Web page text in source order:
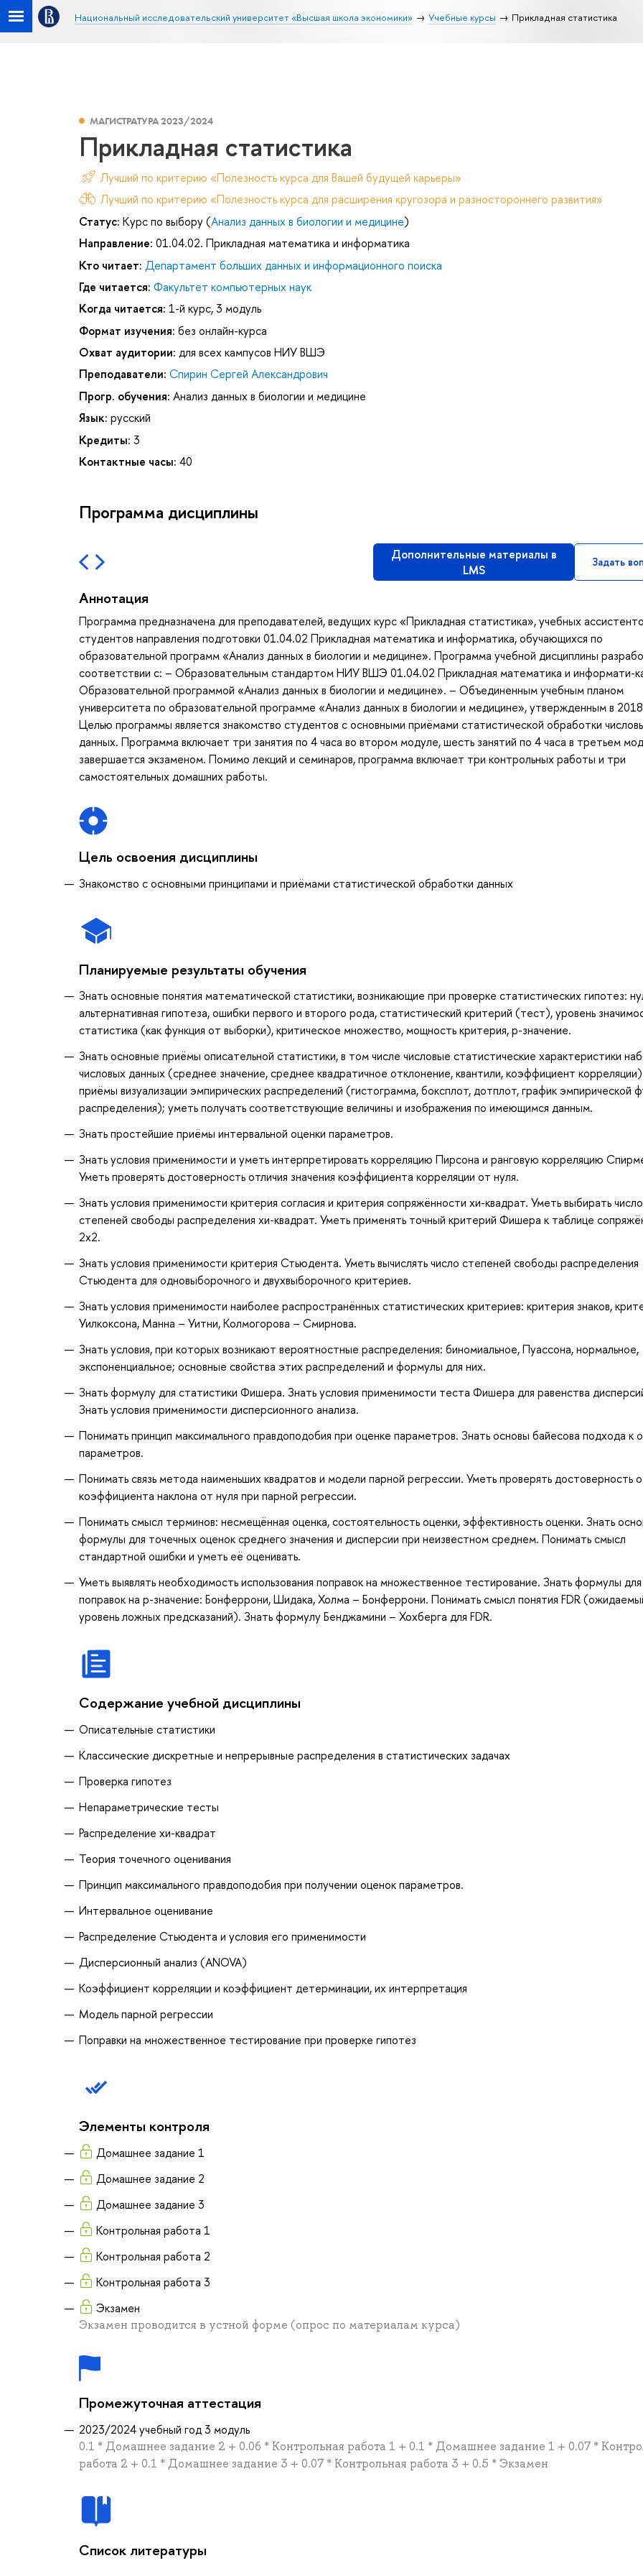
Национальный исследовательский университет «Высшая школа экономики» Учебные курсы Прикладная статистика
МАГИСТРАТУРА 2023/2024
Прикладная статистика
Лучший по критерию «Полезность курса для Вашей будущей карьеры»
Лучший по критерию «Полезность курса для расширения кругозора и разностороннего развития»
Статус: Курс по выбору (Анализ данных в биологии и медицине)
Направление: 01.04.02. Прикладная математика и информатика
Кто читает: Департамент больших данных и информационного поиска
Где читается: Факультет компьютерных наук
Когда читается: 1-й курс, 3 модуль
Формат изучения: без онлайн-курса
Охват аудитории: для всех кампусов НИУ ВШЭ
Преподаватели: Спирин Сергей Александрович
Прогр. обучения: Анализ данных в биологии и медицине
Язык: русский
Кредиты: 3
Контактные часы: 40
Программа дисциплины
Дополнительные материалы в
LMS
Задать
Аннотация
Программа предназначена для преподавателей, ведущих курс «Прикладная статистика», учебных
студентов направления подготовки 01.04.02 Прикладная математика и информатика, обучающихся по
образовательной программ «Анализ данных в биологии и медицине». Программа учебной дисциплины
соответствии с: – Образовательным стандартом НИУ ВШЭ 01.04.02 Прикладная математика и информати-
Образовательной программой «Анализ данных в биологии и медицине». – Объединенным учебным планом
университета по образовательной программе «Анализ данных в биологии и медицине», утвержденным в 2018
Целью программы является знакомство студентов с основными приёмами статистической обработки
данных. Программа включает три занятия по 4 часа во втором модуле, шесть занятий по 4 часа в третьем
завершается экзаменом. Помимо лекций и семинаров, программа включает три контрольных работы и три
самостоятельных домашних работы.
Цель освоения дисциплины
Знакомство с основными принципами и приёмами статистической обработки данных
Планируемые результаты обучения
Знать основные понятия математической статистики, возникающие при проверке статистических гипотез:
альтернативная гипотеза, ошибки первого и второго рода, статистический критерий (тест), уровень
статистика (как функция от выборки), критическое множество, мощность критерия, p-значение.
Знать основные приёмы описательной статистики, в том числе числовые статистические характеристики
числовых данных (среднее значение, среднее квадратичное отклонение, квантили, коэффициент
приёмы визуализации эмпирических распределений (гистограмма, боксплот, дотплот, график эмпирической
распределения); уметь получать соответствующие величины и изображения по имеющимся данным.
Знать простейшие приёмы интервальной оценки параметров.
Знать условия применимости и уметь интерпретировать корреляцию Пирсона и ранговую корреляцию
Уметь проверять достоверность отличия значения коэффициента корреляции от нуля.
Знать условия применимости критерия согласия и критерия сопряжённости хи-квадрат. Уметь выбирать число
степеней свободы распределения хи-квадрат. Уметь применять точный критерий Фишера к таблице
2x2.
Знать условия применимости критерия Стьюдента. Уметь вычислять число степеней свободы распределения
Стьюдента для одновыборочного и двухвыборочного критериев.
Знать условия применимости наиболее распространённых статистических критериев: критерия знаков,
Уилкоксона, Манна – Уитни, Колмогорова – Смирнова.
Знать условия, при которых возникают вероятностные распределения: биномиальное, Пуассона, нормальное,
экспоненциальное; основные свойства этих распределений и формулы для них.
Знать формулу для статистики Фишера. Знать условия применимости теста Фишера для равенства
Знать условия применимости дисперсионного анализа.
Понимать принцип максимального правдоподобия при оценке параметров. Знать основы байесова подхода к
параметров.
Понимать связь метода наименьших квадратов и модели парной регрессии. Уметь проверять достоверность
коэффициента наклона от нуля при парной регрессии.
Понимать смысл терминов: несмещённая оценка, состоятельность оценки, эффективность оценки. Знать
формулы для точечных оценок среднего значения и дисперсии при неизвестном среднем. Понимать смысл
стандартной ошибки и уметь её оценивать.
Уметь выявлять необходимость использования поправок на множественное тестирование. Знать формулы для
поправок на p-значение: Бонферрони, Шидака, Холма – Бонферрони. Понимать смысл понятия FDR
уровень ложных предсказаний). Знать формулу Бенджамини – Хохберга для FDR.
Содержание учебной дисциплины
Описательные статистики
Классические дискретные и непрерывные распределения в статистических задачах
Проверка гипотез
Непараметрические тесты
Распределение хи-квадрат
Теория точечного оценивания
Принцип максимального правдоподобия при получении оценок параметров.
Интервальное оценивание
Распределение Стьюдента и условия его применимости
Дисперсионный анализ (ANOVA)
Коэффициент корреляции и коэффициент детерминации, их интерпретация
Модель парной регрессии
Поправки на множественное тестирование при проверке гипотез
Элементы контроля
Домашнее задание 1
Домашнее задание 2
Домашнее задание 3
Контрольная работа 1
Контрольная работа 2
Контрольная работа 3
Экзамен
Экзамен проводится в устной форме (опрос по материалам курса)
Промежуточная аттестация
2023/2024 учебный год 3 модуль
0.1 * Домашнее задание 2 + 0.06 * Контрольная работа 1 + 0.1 * Домашнее задание 1 + 0.07 *
работа 2 + 0.1 * Домашнее задание 3 + 0.07 * Контрольная работа 3 + 0.5 * Экзамен
Список литературы